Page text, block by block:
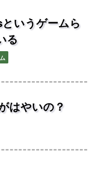
いうゲームら
る
はやいの？